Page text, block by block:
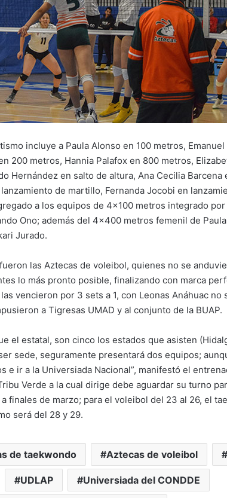
incluye a Paula Alonso en 100 metros, Emanuel
200 metros, Hannia Palafox en 800 metros,
Hernández en salto de altura, Ana Cecilia Barcena
de martillo, Fernanda Jocobi en
a los equipos de 4×100 metros integrado
Ono; además del 4×400 metros femenil de
Jurado.
las Aztecas de voleibol, quienes no se
lo más pronto posible, finalizando con marca
vencieron por 3 sets a 1, con Leonas Anáhuac no
a Tigresas UMAD y al conjunto de la BUAP.
el estatal, son cinco los estados que asisten
sede, seguramente presentará dos equipos;
e ir a la Universiada Nacional”, manifestó el
Verde a la cual dirige debe aguardar su turno
finales de marzo; para el voleibol del 23 al 26, el
será del 28 y 29.
de taekwondo Aztecas de voleibol
UDLAP Universiada del CONDDE